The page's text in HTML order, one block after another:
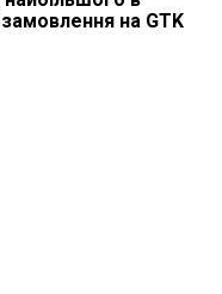
замовлення на GTK